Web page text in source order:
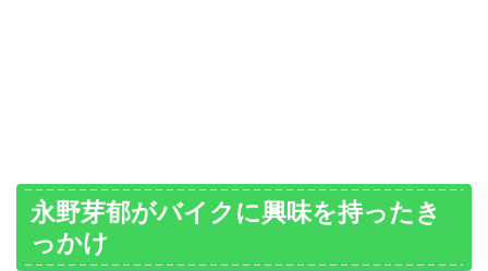
永野芽郁がバイクに興味を持ったき
っかけ